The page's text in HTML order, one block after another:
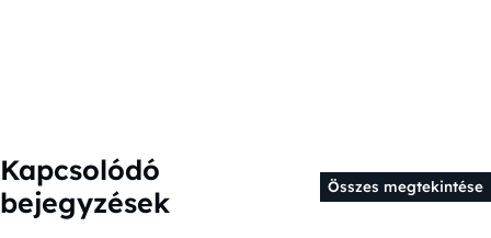
Kapcsolódó
bejegyzések
Összes megtekintése